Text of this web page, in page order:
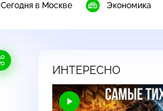
Сегодня в Москве Экономика
ИНТЕРЕСНО